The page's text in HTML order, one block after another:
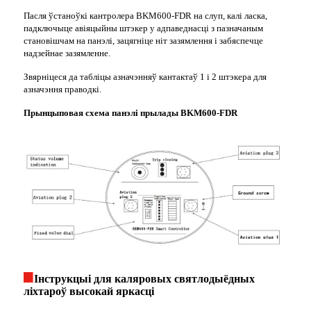
Пасля ўстаноўкі кантролера BKM600-FDR на слуп, калі ласка,
падключыце авіяцыйны штэкер у адпаведнасці з пазначаным
становішчам на панэлі, зацягніце ніт зазямлення і забяспечце
надзейнае зазямленне.
Звярніцеся да табліцы азначэнняў кантактаў 1 і 2 штэкера для
азначэння праводкі.
Прынцыповая схема панэлі прылады BKM600-FDR
Інструкцыі для каляровых святлодыёдных
ліхтароў высокай яркасці